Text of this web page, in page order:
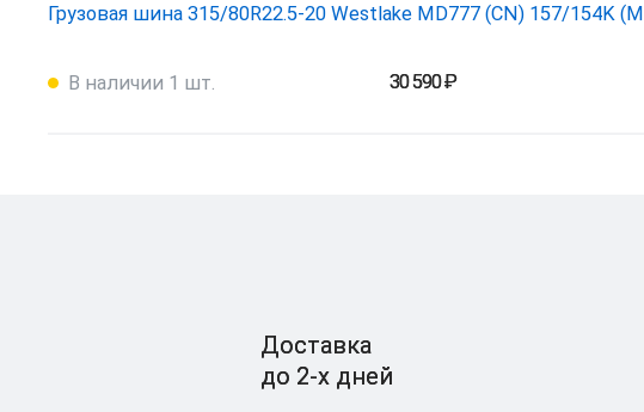
Грузовая шина 315/80R22.5-20 Westlake MD777 (CN) 157/154K
В наличии 1 шт. 30 590 ₽
Доставка
до 2-x дней